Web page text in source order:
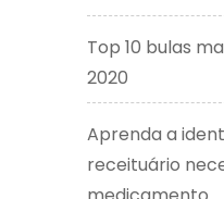
Top 10 bulas
2020
Aprenda a
receituário